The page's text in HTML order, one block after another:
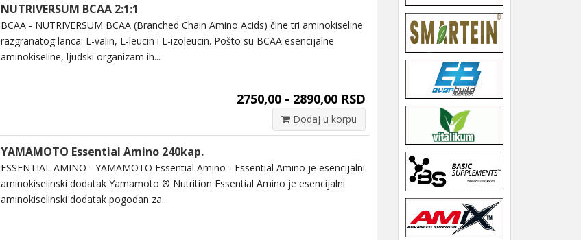
NUTRIVERSUM BCAA 2:1:1
BCAA - NUTRIVERSUM BCAA (Branched Chain Amino Acids) čine tri aminokiseline
razgranatog lanca: L-valin, L-leucin i L-izoleucin. Pošto su BCAA esencijalne
aminokiseline, ljudski organizam ih...
2750,00 - 2890,00 RSD
Dodaj u korpu
YAMAMOTO Essential Amino 240kap.
ESSENTIAL AMINO - YAMAMOTO Essential Amino - Essential Amino je esencijalni
aminokiselinski dodatak Yamamoto ® Nutrition Essential Amino je esencijalni
aminokiselinski dodatak pogodan za...